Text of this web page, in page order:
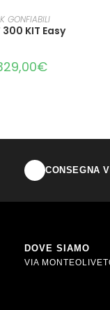
GONFIABILI
300 KIT Easy
€
CONSEGNA
DOVE SIAMO
VIA